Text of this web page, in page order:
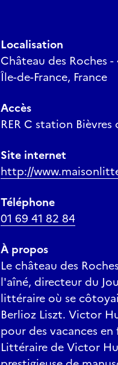
Localisation
Château des Roches
Île-de-France, France
Accès
RER C station
Site internet
http://
Téléphone
01 69 41 82 84
À propos
Le château des
l'aîné, directeur du
littéraire où se
Berlioz Liszt. Victor
pour des vacances
Littéraire de Victor